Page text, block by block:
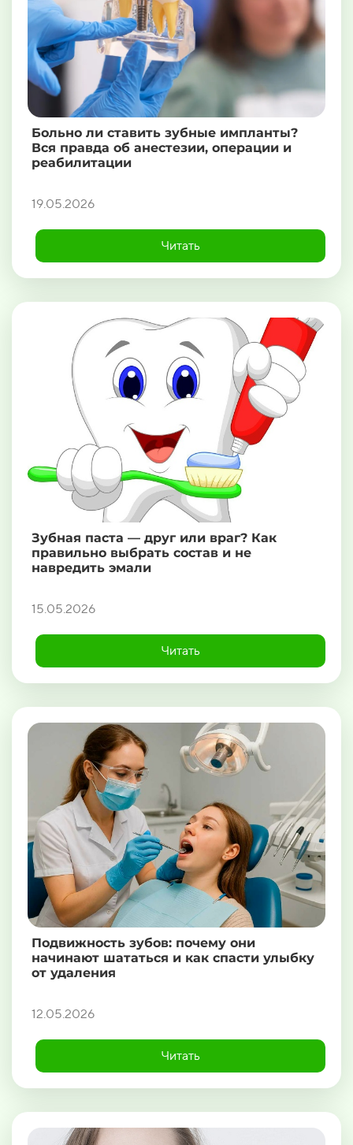
Больно ли ставить зубные импланты?
Вся правда об анестезии, операции и
реабилитации
19.05.2026
Читать
Зубная паста — друг или враг? Как
правильно выбрать состав и не
навредить эмали
15.05.2026
Читать
Подвижность зубов: почему они
начинают шататься и как спасти улыбку
от удаления
12.05.2026
Читать